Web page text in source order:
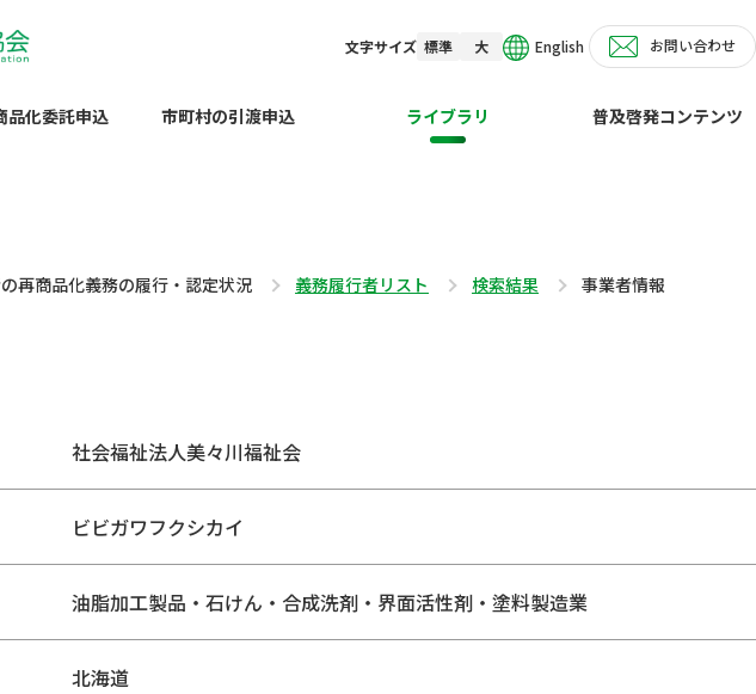
文字サイズ 標準 大 English お問い合わせ
品化委託申込 市町村の引渡申込 ライブラリ 普及啓発コンテンツ
再商品化義務の履行・認定状況 義務履行者リスト 検索結果 事業者情報
社会福祉法人美々川福祉会
ビビガワフクシカイ
油脂加工製品・石けん・合成洗剤・界面活性剤・塗料製造業
北海道